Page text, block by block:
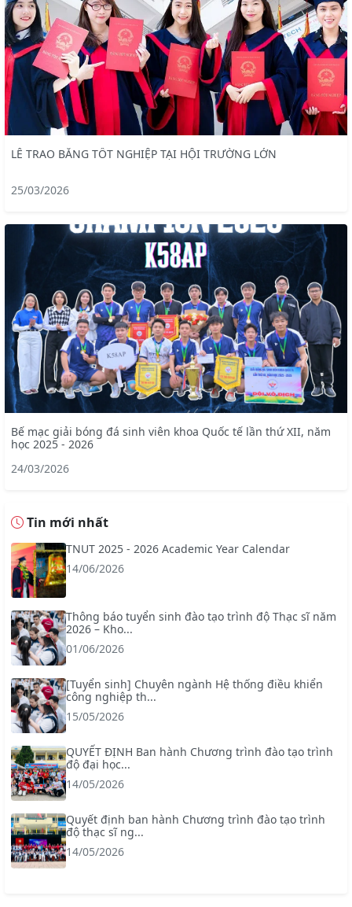
LỄ TRAO BẰNG TỐT NGHIỆP TẠI HỘI TRƯỜNG LỚN
25/03/2026
Bế mạc giải bóng đá sinh viên khoa Quốc tế lần thứ XII, năm
học 2025 - 2026
24/03/2026
Tin mới nhất
TNUT 2025 - 2026 Academic Year Calendar
14/06/2026
Thông báo tuyển sinh đào tạo trình độ Thạc sĩ năm
2026 – Kho...
01/06/2026
[Tuyển sinh] Chuyên ngành Hệ thống điều khiển
công nghiệp th...
15/05/2026
QUYẾT ĐỊNH Ban hành Chương trình đào tạo trình
độ đại học...
14/05/2026
Quyết định ban hành Chương trình đào tạo trình
độ thạc sĩ ng...
14/05/2026